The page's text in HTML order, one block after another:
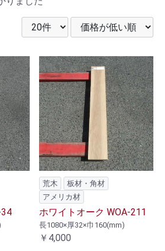
荒木
板材・角材
アメリカ材
ホワイトオーク WOA-211
長1080×厚32×巾160(mm)
￥4,000